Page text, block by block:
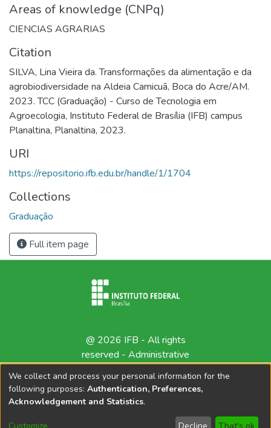
Areas of knowledge (CNPq)
CIENCIAS AGRARIAS
Citation
SILVA, Lina Vieira da. Transformações da alimentação e da
agrobiodiversidade na Aldeia Camicuã, Boca do Acre/AM.
2023. TCC (Graduação) - Curso de Tecnologia em
Agroecologia, Instituto Federal de Brasília (IFB) campus
Planaltina, Planaltina, 2023.
URI
https://repositorio.ifb.edu.br/handle/1/1704
Collections
Graduação
Full item page
@ 2026 IFB - All rights
reserved - Administrative
We collect and process your personal information for the
following purposes: Authentication, Preferences,
Acknowledgement and Statistics.